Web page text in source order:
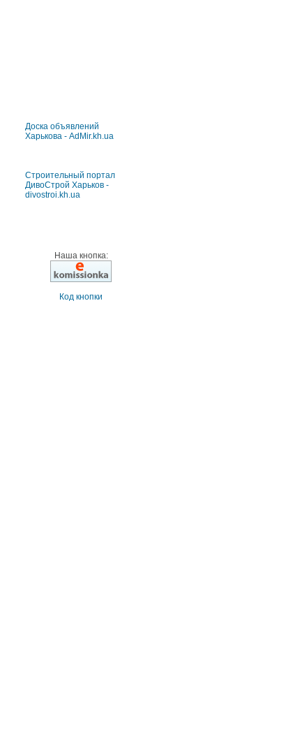
Доска объявлений
Харькова - AdMir.kh.ua
Строительный портал
ДивоСтрой Харьков -
divostroi.kh.ua
Наша кнопка:
Код кнопки